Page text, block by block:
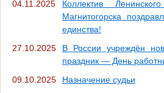
04.11.2025
Коллектив
Магнитогорска
единства!
27.10.2025
В России учреждён
праздник — День
09.10.2025
Назначение судьи